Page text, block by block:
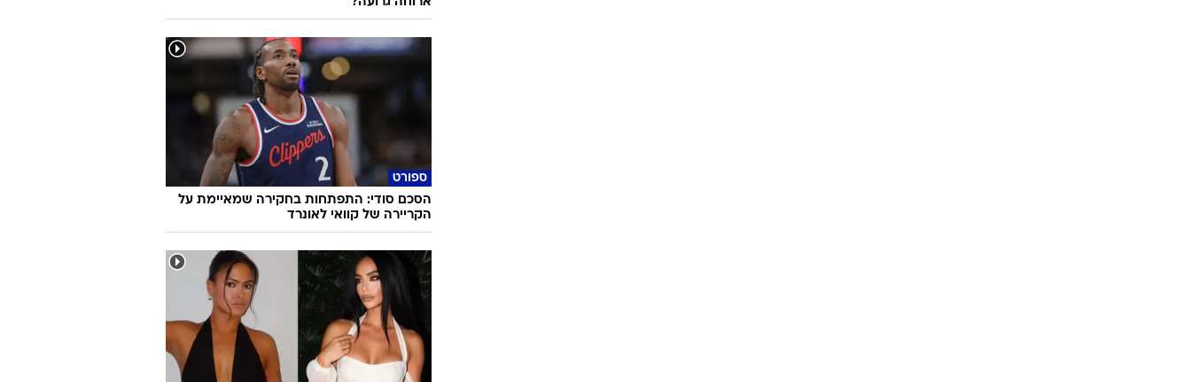
איך שף מוכשר כמו יונתן רושפלד חתום על כזו
ספורט